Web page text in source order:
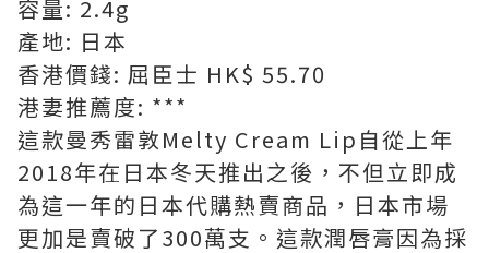
容量: 2.4g
產地: 日本
香港價錢: 屈臣士 HK$ 55.70
港妻推薦度: ***
這款曼秀雷敦Melty Cream Lip自從上年
2018年在日本冬天推出之後，不但立即成
為這一年的日本代購熱賣商品，日本市場
更加是賣破了300萬支。這款潤唇膏因為採